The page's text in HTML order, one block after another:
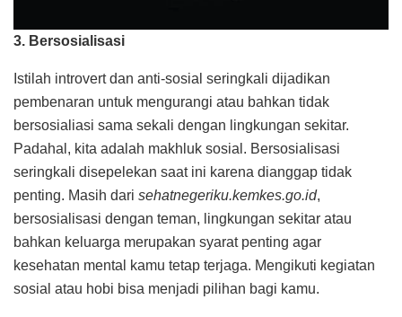
3. Bersosialisasi
Istilah introvert dan anti-sosial seringkali dijadikan
pembenaran untuk mengurangi atau bahkan tidak
bersosialiasi sama sekali dengan lingkungan sekitar.
Padahal, kita adalah makhluk sosial. Bersosialisasi
seringkali disepelekan saat ini karena dianggap tidak
penting. Masih dari sehatnegeriku.kemkes.go.id,
bersosialisasi dengan teman, lingkungan sekitar atau
bahkan keluarga merupakan syarat penting agar
kesehatan mental kamu tetap terjaga. Mengikuti kegiatan
sosial atau hobi bisa menjadi pilihan bagi kamu.